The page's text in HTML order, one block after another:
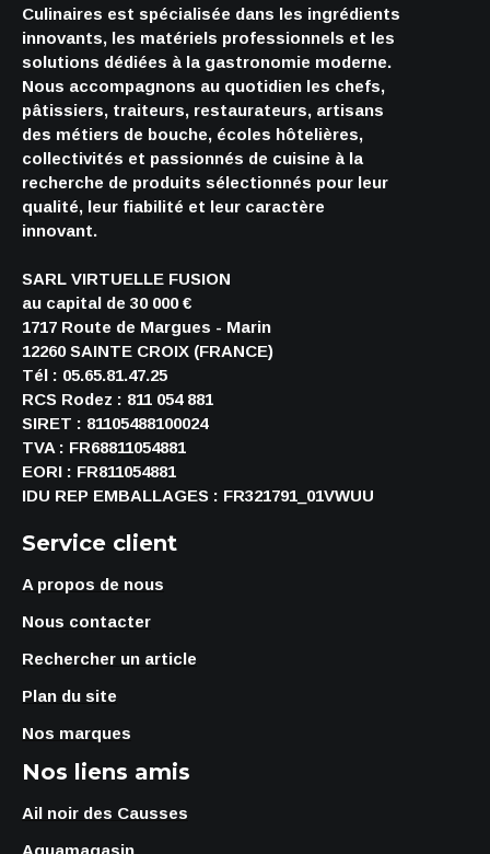
Culinaires est spécialisée dans les ingrédients
innovants, les matériels professionnels et les
solutions dédiées à la gastronomie moderne.
Nous accompagnons au quotidien les chefs,
pâtissiers, traiteurs, restaurateurs, artisans
des métiers de bouche, écoles hôtelières,
collectivités et passionnés de cuisine à la
recherche de produits sélectionnés pour leur
qualité, leur fiabilité et leur caractère
innovant.
SARL VIRTUELLE FUSION
au capital de 30 000 €
1717 Route de Margues - Marin
12260 SAINTE CROIX (FRANCE)
Tél : 05.65.81.47.25
RCS Rodez : 811 054 881
SIRET : 81105488100024
TVA : FR68811054881
EORI : FR811054881
IDU REP EMBALLAGES : FR321791_01VWUU
Service client
A propos de nous
Nous contacter
Rechercher un article
Plan du site
Nos marques
Nos liens amis
Ail noir des Causses
Aquamagasin